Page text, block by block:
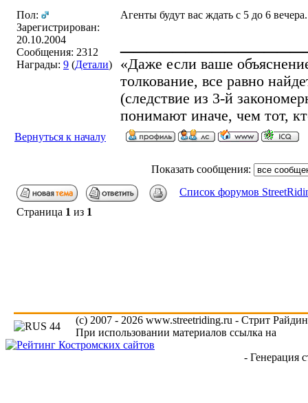
Пол:
Зарегистрирован:
20.10.2004
Сообщения: 2312
Награды: 9 (Детали)
Агенты будут вас ждать с 5 до 6 вечера.
«Даже если ваше
толкование, все равно
(cледствие из 3-й
понимают иначе, чем тот,
Вернуться к началу
Показать сообщения:
Список форумов
Страница 1 из 1
(c) 2007 - 2026 www.streetriding.ru - Стрит
При использовании материалов ссылка на
- Генерация